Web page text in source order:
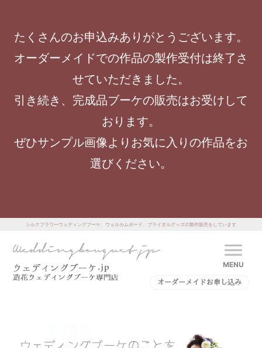
たくさんのお申込みありがとうございます。
オーダーメイドでの作品の製作受付は終了さ
せていただきました。
引き続き、完成品ブーケの販売はお受けして
おります。
ぜひサンプル画像よりお気に入りの作品をお
選びください。
シルクフラワーウェディングブーケ、ウェルカムボード、ブライダルグッズの製作販売をしています
MENU
オーダーメイドお申し込み